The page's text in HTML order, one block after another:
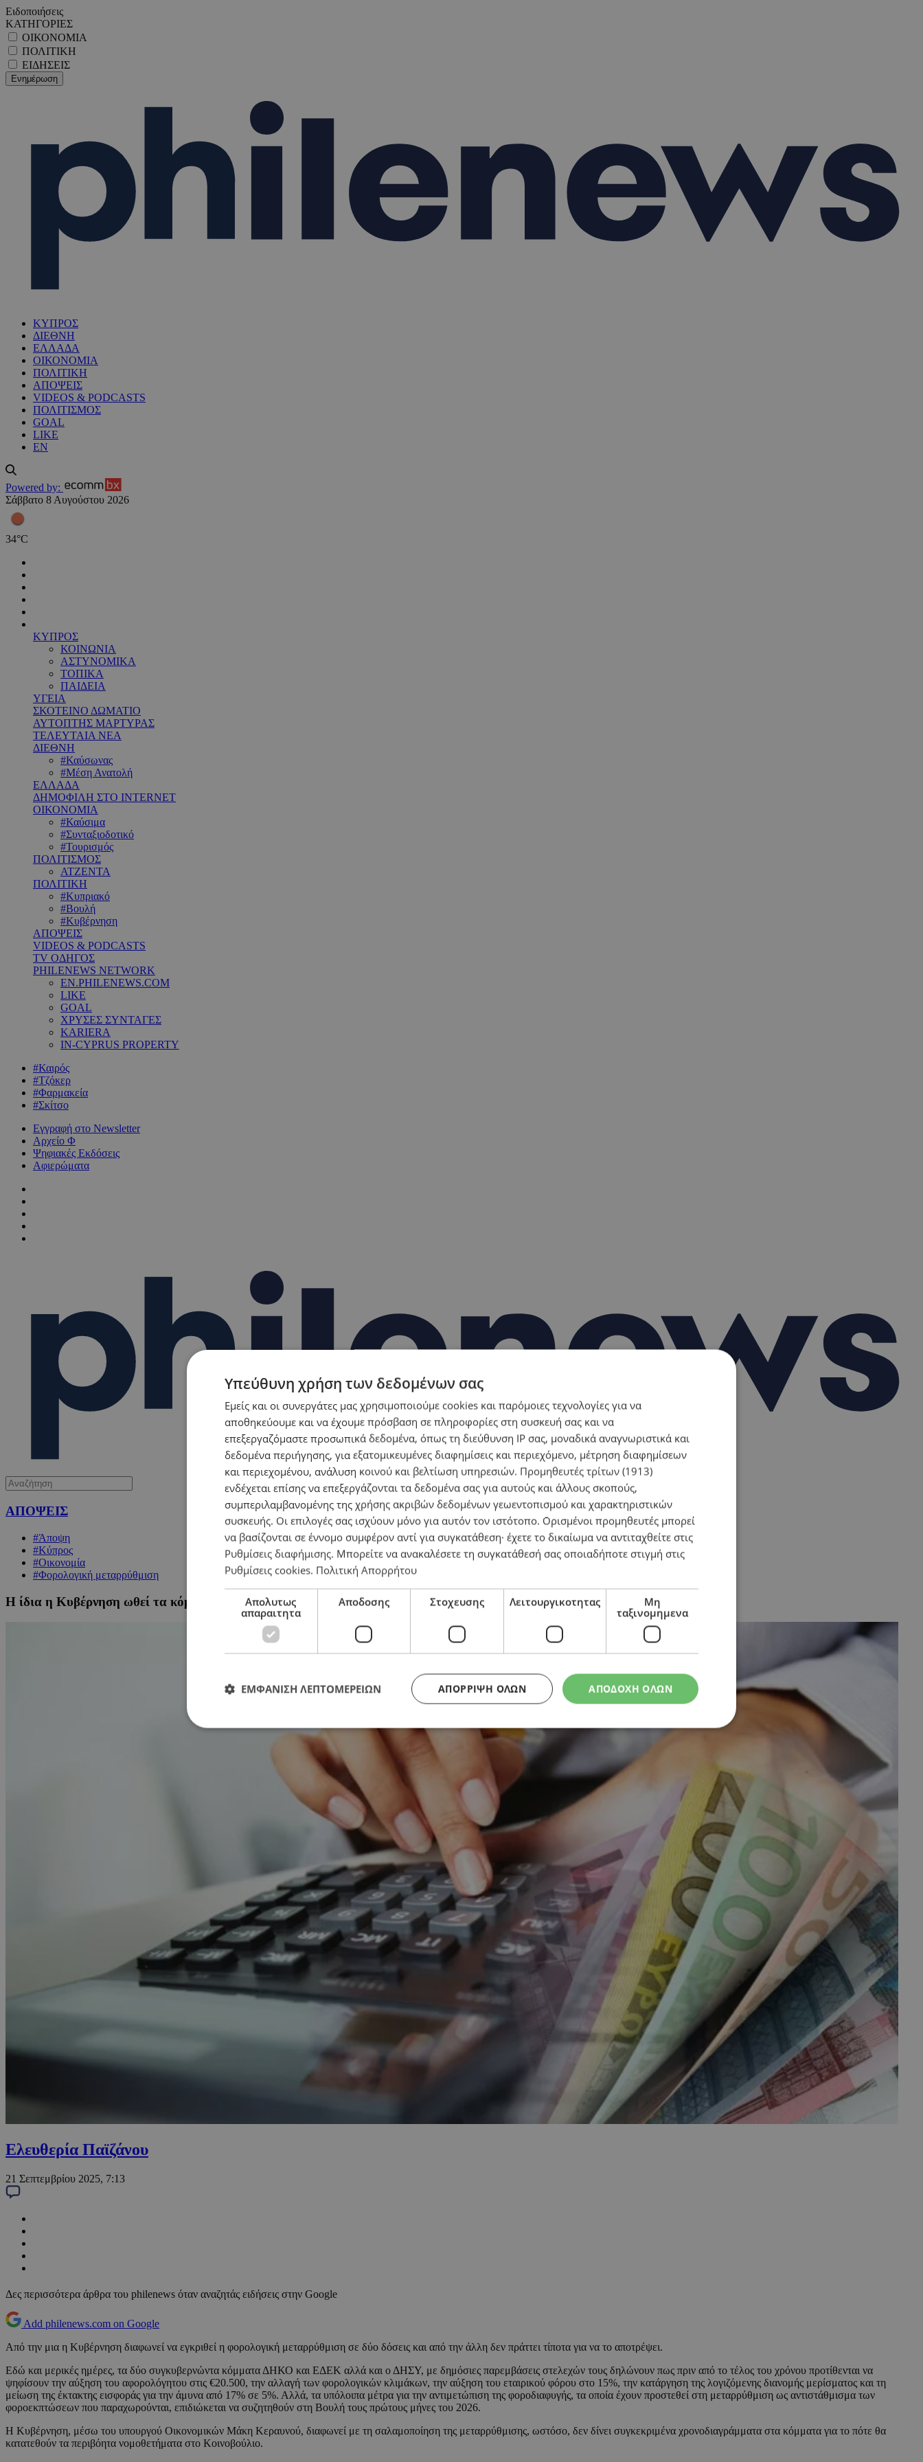
Ειδοποιήσεις
ΚΑΤΗΓΟΡΙΕΣ
ΟΙΚΟΝΟΜΙΑ
ΠΟΛΙΤΙΚΗ
ΕΙΔΗΣΕΙΣ
ΚΥΠΡΟΣ
ΔΙΕΘΝΗ
ΕΛΛΑΔΑ
ΟΙΚΟΝΟΜΙΑ
ΠΟΛΙΤΙΚΗ
ΑΠΟΨΕΙΣ
VIDEOS & PODCASTS
ΠΟΛΙΤΙΣΜΟΣ
GOAL
LIKE
EN
Powered by:
Σάββατο 8 Αυγούστου 2026
34°C
ΚΥΠΡΟΣ
ΚΟΙΝΩΝΙΑ
ΑΣΤΥΝΟΜΙΚΑ
ΤΟΠΙΚΑ
ΠΑΙΔΕΙΑ
ΥΓΕΙΑ
ΣΚΟΤΕΙΝΟ ΔΩΜΑΤΙΟ
ΑΥΤΟΠΤΗΣ ΜΑΡΤΥΡΑΣ
ΤΕΛΕΥΤΑΙΑ ΝΕΑ
ΔΙΕΘΝΗ
#Καύσωνας
#Μέση Ανατολή
ΕΛΛΑΔΑ
ΔΗΜΟΦΙΛΗ ΣΤΟ INTERNET
ΟΙΚΟΝΟΜΙΑ
#Καύσιμα
#Συνταξιοδοτικό
#Τουρισμός
ΠΟΛΙΤΙΣΜΟΣ
ΑΤΖΕΝΤΑ
ΠΟΛΙΤΙΚΗ
#Κυπριακό
#Βουλή
#Κυβέρνηση
ΑΠΟΨΕΙΣ
VIDEOS & PODCASTS
TV ΟΔΗΓΟΣ
PHILENEWS NETWORK
EN.PHILENEWS.COM
LIKE
GOAL
ΧΡΥΣΕΣ ΣΥΝΤΑΓΕΣ
KARIERA
IN-CYPRUS PROPERTY
#Καιρός
#Τζόκερ
#Φαρμακεία
#Σκίτσο
Εγγραφή στο Newsletter
Αρχείο Φ
Ψηφιακές Εκδόσεις
Αφιερώματα
ΑΠΟΨΕΙΣ
#Άποψη
#Κύπρος
#Οικονομία
#Φορολογική μεταρρύθμιση
Η ίδια η Κυβέρνηση ωθεί τα κόμματα σε μεταρρύθμιση δύο δόσεων
Ελευθερία Παϊζάνου
21 Σεπτεμβρίου 2025, 7:13
Δες περισσότερα άρθρα του philenews όταν αναζητάς ειδήσεις στην Google
Add philenews.com on Google
Από την μια η Κυβέρνηση διαφωνεί να εγκριθεί η φορολογική μεταρρύθμιση σε δύο δόσεις και από την άλλη δεν πράττει τίποτα για να το αποτρέψει.
Εδώ και μερικές ημέρες, τα δύο συγκυβερνώντα κόμματα ΔΗΚΟ και ΕΔΕΚ αλλά και ο ΔΗΣΥ, με δημόσιες παρεμβάσεις στελεχών τους δηλώνουν πως πριν από το τέλος του χρόνου προτίθενται να
ψηφίσουν την αύξηση του αφορολόγητου στις €20.500, την αλλαγή των φορολογικών κλιμάκων, την αύξηση του εταιρικού φόρου στο 15%, την κατάργηση της λογιζόμενης διανομής μερίσματος και τη
μείωση της έκτακτης εισφοράς για την άμυνα από 17% σε 5%. Αλλά, τα υπόλοιπα μέτρα για την αντιμετώπιση της φοροδιαφυγής, τα οποία έχουν προστεθεί στη μεταρρύθμιση ως αντιστάθμισμα των
φοροεκπτώσεων που παραχωρούνται, επιδιώκεται να συζητηθούν στη Βουλή τους πρώτους μήνες του 2026.
Η Κυβέρνηση, μέσω του υπουργού Οικονομικών Μάκη Κεραυνού, διαφωνεί με τη σαλαμοποίηση της μεταρρύθμισης, ωστόσο, δεν δίνει συγκεκριμένα χρονοδιαγράμματα στα κόμματα για το πότε θα
κατατεθούν τα περιβόητα νομοθετήματα στο Κοινοβούλιο.
Υπεύθυνη χρήση των δεδομένων σας
Εμείς και οι συνεργάτες μας χρησιμοποιούμε cookies και παρόμοιες τεχνολογίες για να
αποθηκεύουμε και να έχουμε πρόσβαση σε πληροφορίες στη συσκευή σας και να
επεξεργαζόμαστε προσωπικά δεδομένα, όπως τη διεύθυνση IP σας, μοναδικά αναγνωριστικά και
δεδομένα περιήγησης, για εξατομικευμένες διαφημίσεις και περιεχόμενο, μέτρηση διαφημίσεων
και περιεχομένου, ανάλυση κοινού και βελτίωση υπηρεσιών. Προμηθευτές τρίτων (1913)
ενδέχεται επίσης να επεξεργάζονται τα δεδομένα σας για αυτούς και άλλους σκοπούς,
συμπεριλαμβανομένης της χρήσης ακριβών δεδομένων γεωεντοπισμού και χαρακτηριστικών
συσκευής. Οι επιλογές σας ισχύουν μόνο για αυτόν τον ιστότοπο. Ορισμένοι προμηθευτές μπορεί
να βασίζονται σε έννομο συμφέρον αντί για συγκατάθεση· έχετε το δικαίωμα να αντιταχθείτε στις
Ρυθμίσεις διαφήμισης. Μπορείτε να ανακαλέσετε τη συγκατάθεσή σας οποιαδήποτε στιγμή στις
Ρυθμίσεις cookies. Πολιτική Απορρήτου
Απολυτως
απαραιτητα
Αποδοσης Στοχευσης Λειτουργικοτητας
Μη
ταξινομημενα
ΑΠΟΔΟΧΗ ΟΛΩΝ
ΑΠΌΡΡΙΨΗ ΌΛΩΝ
ΕΜΦΑΝΙΣΗ ΛΕΠΤΟΜΕΡΕΙΩΝ